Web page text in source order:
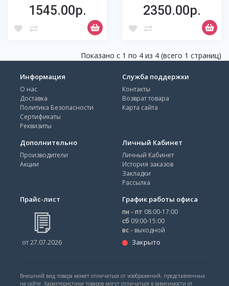
1545.00р. 2350.00р.
Показано с 1 по 4 из 4 (всего 1 страниц)
Информация
О нас
Доставка
Политика Безопасности
Сертификаты
Реквизиты
Служба поддержки
Контакты
Возврат товара
Карта сайта
Дополнительно
Производители
Акции
Личный Кабинет
Личный Кабинет
История заказов
Закладки
Рассылка
Прайс-лист
от 27.07.2026
График работы офиса
пн - пт 08:00-17:00
сб 09:00-15:00
вс - выходной
Закрыто
Внешний вид товара может отличаться от изображений, представленных
на сайте. Характеристики товаров могут отличаться в зависимости от